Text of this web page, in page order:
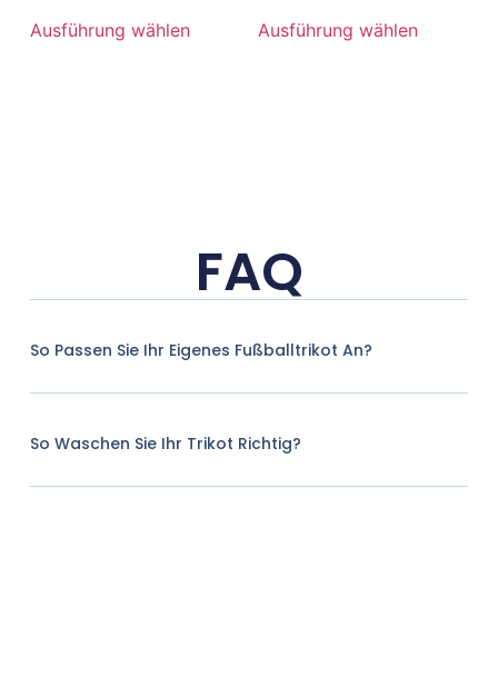
Ausführung wählen Ausführung wählen
FAQ
So Passen Sie Ihr Eigenes Fußballtrikot An?
So Waschen Sie Ihr Trikot Richtig?